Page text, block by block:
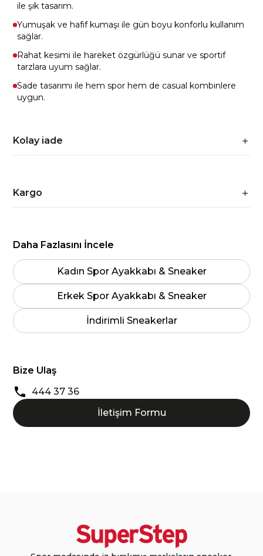
ile şık tasarım.
Yumuşak ve hafif kumaşı ile gün boyu konforlu kullanım
sağlar.
Rahat kesimi ile hareket özgürlüğü sunar ve sportif
tarzlara uyum sağlar.
Sade tasarımı ile hem spor hem de casual kombinlere
uygun.
Kolay iade
Kargo
Daha Fazlasını İncele
Kadın Spor Ayakkabı & Sneaker
Erkek Spor Ayakkabı & Sneaker
İndirimli Sneakerlar
Bize Ulaş
444 37 36
İletişim Formu